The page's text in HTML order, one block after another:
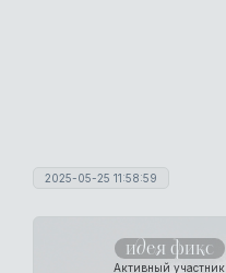
2025-05-25 11:58:59
идея фикс
Активный участник